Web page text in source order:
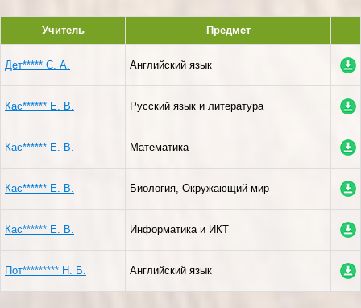
Учитель Предмет
Дет***** С. А. Английский язык
Кас****** Е. В. Русский язык и литература
Кас****** Е. В. Математика
Кас****** Е. В. Биология, Окружающий мир
Кас****** Е. В. Информатика и ИКТ
Пот********* Н. Б. Английский язык